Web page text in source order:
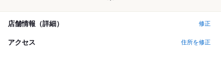
店舗情報（詳細） 修正
アクセス 住所を修正